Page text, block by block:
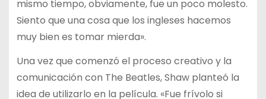
mismo tiempo, obviamente, fue un poco molesto.
Siento que una cosa que los ingleses hacemos
muy bien es tomar mierda».
Una vez que comenzó el proceso creativo y la
comunicación con The Beatles, Shaw planteó la
idea de utilizarlo en la película. «Fue frívolo si